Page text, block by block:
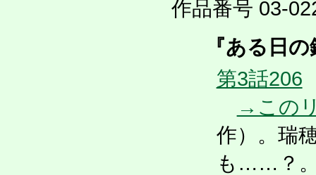
作品番号 03-
『ある日
第3話206
→この
作）。瑞
も……？